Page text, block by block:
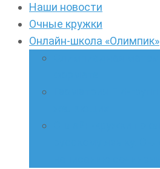
Наши новости
Очные кружки
Онлайн-школа «Олимпик»